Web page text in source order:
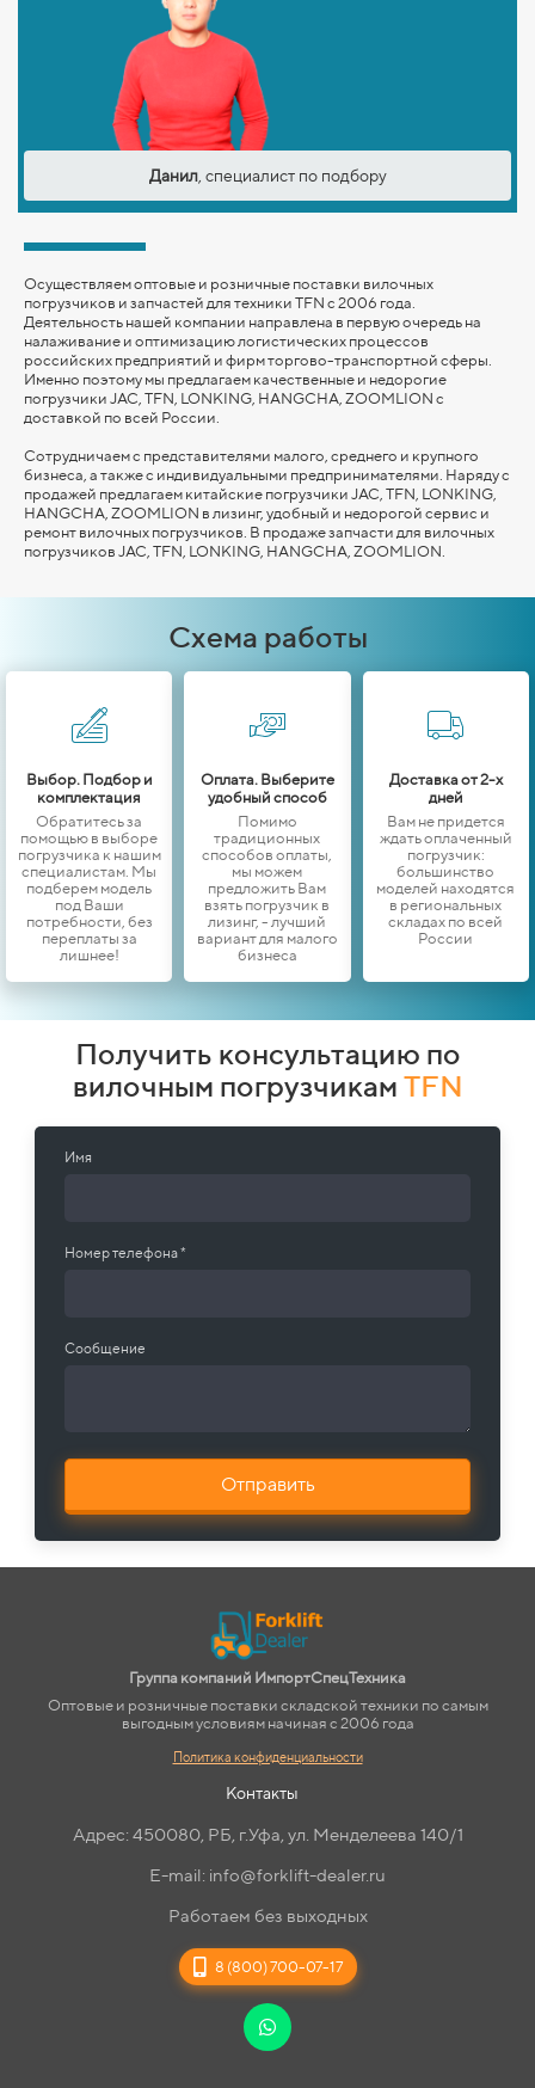
Данил, специалист по подбору
Осуществляем оптовые и розничные поставки вилочных
погрузчиков и запчастей для техники TFN с 2006 года.
Деятельность нашей компании направлена в первую очередь на
налаживание и оптимизацию логистических процессов
российских предприятий и фирм торгово-транспортной сферы.
Именно поэтому мы предлагаем качественные и недорогие
погрузчики JAC, TFN, LONKING, HANGCHA, ZOOMLION с
доставкой по всей России.
Сотрудничаем с представителями малого, среднего и крупного
бизнеса, а также с индивидуальными предпринимателями. Наряду с
продажей предлагаем китайские погрузчики JAC, TFN, LONKING,
HANGCHA, ZOOMLION в лизинг, удобный и недорогой сервис и
ремонт вилочных погрузчиков. В продаже запчасти для вилочных
погрузчиков JAC, TFN, LONKING, HANGCHA, ZOOMLION
Схема работы
Выбор. Подбор и
комплектация
Обратитесь за
помощью в выборе
погрузчика к нашим
специалистам. Мы
подберем модель
под Ваши
потребности, без
переплаты за
лишнее!
Оплата. Выберите
удобный способ
Помимо
традиционных
способов оплаты,
мы можем
предложить Вам
взять погрузчик в
лизинг, - лучший
вариант для малого
бизнеса
Доставка от 2-х
дней
Вам не придется
ждать оплаченный
погрузчик:
большинство
моделей находятся
в региональных
складах по всей
России
Получить консультацию по
вилочным погрузчикам TFN
Имя
Номер телефона *
Сообщение
Отправить
Группа компаний ИмпортСпецТехника
Оптовые и розничные поставки складской техники по самым
выгодным условиям начиная с 2006 года
Политика конфиденциальности
Контакты
Адрес: 450080, РБ, г.Уфа, ул. Менделеева 140/1
E-mail: info@forklift-dealer.ru
Работаем без выходных
8 (800) 700-07-17